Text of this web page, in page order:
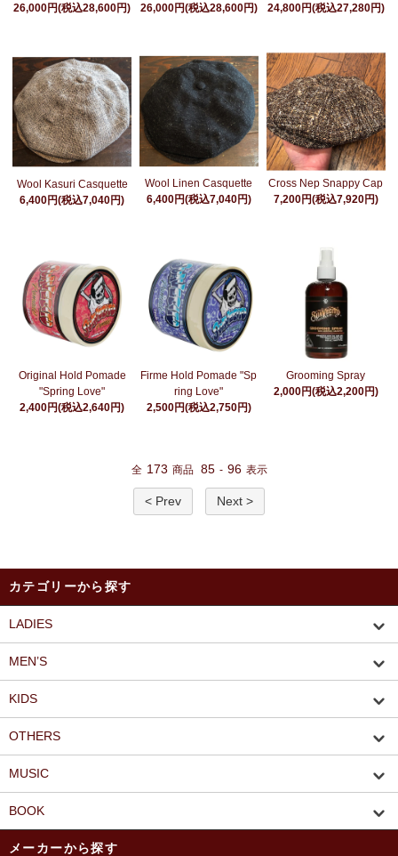
26,000円(税込28,600円)
26,000円(税込28,600円)
24,800円(税込27,280円)
Wool Kasuri Casquette
6,400円(税込7,040円)
Wool Linen Casquette
6,400円(税込7,040円)
Cross Nep Snappy Cap
7,200円(税込7,920円)
Original Hold Pomade
"Spring Love"
2,400円(税込2,640円)
Firme Hold Pomade "Sp
ring Love"
2,500円(税込2,750円)
Grooming Spray
2,000円(税込2,200円)
全 173 商品 85 - 96 表示
< Prev Next >
カテゴリーから探す
LADIES
MEN’S
KIDS
OTHERS
MUSIC
BOOK
メーカーから探す